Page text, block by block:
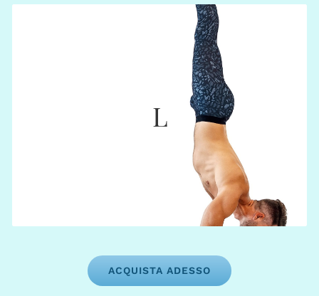
L
€ 1260
Web App
: 90 crediti (€ 14,00)
Segreteria
Scadenza
ACQUISTA ADESSO